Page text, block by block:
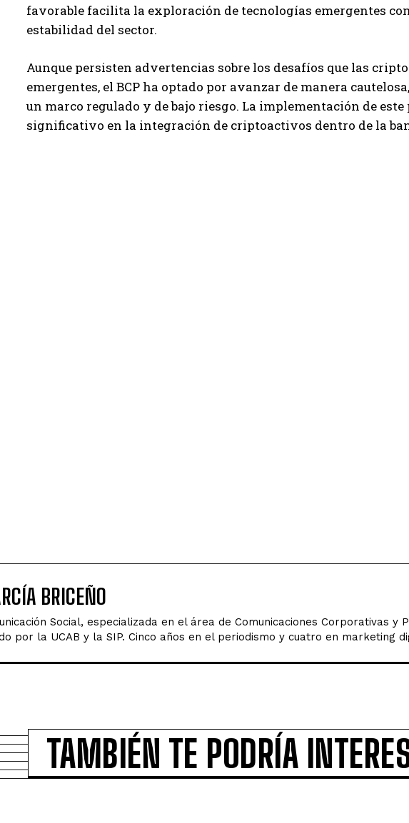
favorable facilita la exploración de tecnologías emergentes
estabilidad del sector.
Aunque persisten advertencias sobre los desafíos que las
emergentes, el BCP ha optado por avanzar de manera
un marco regulado y de bajo riesgo. La implementación de
significativo en la integración de criptoactivos dentro de la
BRICEÑO
Social, especializada en el área de Comunicaciones Corporativas y
por la UCAB y la SIP. Cinco años en el periodismo y cuatro en marketing
TAMBIÉN TE PODRÍA